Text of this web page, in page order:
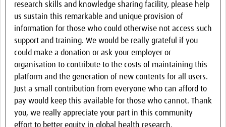
research skills and knowledge sharing facility, please help
us sustain this remarkable and unique provision of
information for those who could otherwise not access such
support and training. We would be really grateful if you
could make a donation or ask your employer or
organisation to contribute to the costs of maintaining this
platform and the generation of new contents for all users.
Just a small contribution from everyone who can afford to
pay would keep this available for those who cannot. Thank
you, we really appreciate your part in this community
effort to better equity in global health research.